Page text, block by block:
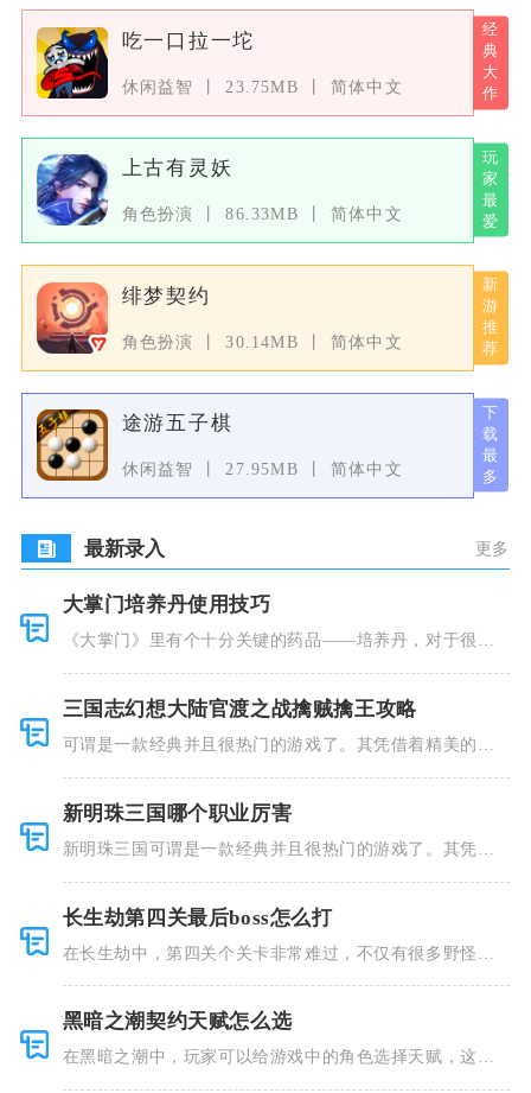
吃一口拉一坨
休闲益智 23.75MB 简体中文
上古有灵妖
角色扮演 86.33MB 简体中文
绯梦契约
角色扮演 30.14MB 简体中文
途游五子棋
休闲益智 27.95MB 简体中文
最新录入 更多
大掌门培养丹使用技巧
《大掌门》里有个十分关键的药品——培养丹，对于很多
三国志幻想大陆官渡之战擒贼擒王攻略
可谓是一款经典并且很热门的游戏了。其凭借着精美的画
新明珠三国哪个职业厉害
新明珠三国可谓是一款经典并且很热门的游戏了。其凭借
长生劫第四关最后boss怎么打
在长生劫中，第四关个关卡非常难过，不仅有很多野怪，
黑暗之潮契约天赋怎么选
在黑暗之潮中，玩家可以给游戏中的角色选择天赋，这些